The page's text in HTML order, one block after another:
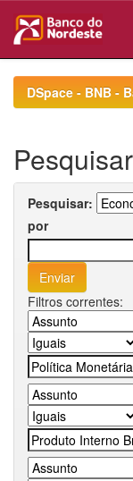
navigationDSpace - BNB -
Pesquisar
Pesquisar:
por
Filtros correntes: